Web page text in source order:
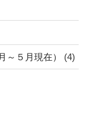
～５月現在） (4)